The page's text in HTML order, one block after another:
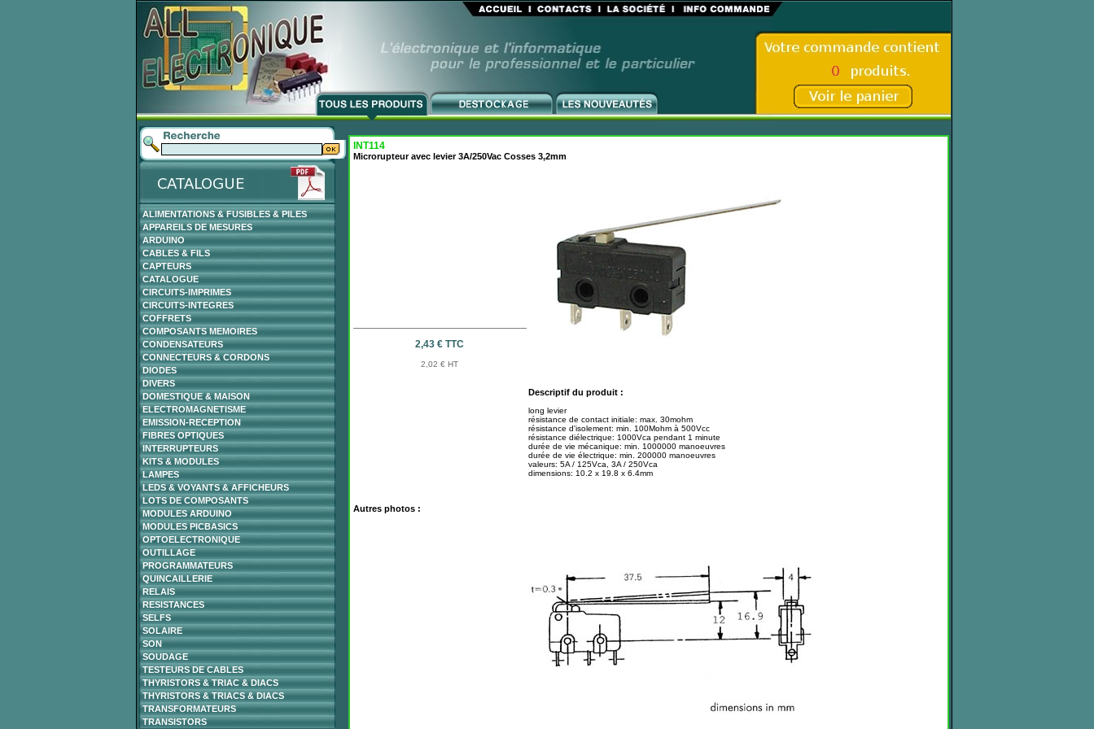
ALIMENTATIONS & FUSIBLES & PILES
APPAREILS DE MESURES
ARDUINO
CABLES & FILS
CAPTEURS
CATALOGUE
CIRCUITS-IMPRIMES
CIRCUITS-INTEGRES
COFFRETS
COMPOSANTS MEMOIRES
CONDENSATEURS
CONNECTEURS & CORDONS
DIODES
DIVERS
DOMESTIQUE & MAISON
ELECTROMAGNETISME
EMISSION-RECEPTION
FIBRES OPTIQUES
INTERRUPTEURS
KITS & MODULES
LAMPES
LEDS & VOYANTS & AFFICHEURS
LOTS DE COMPOSANTS
MODULES ARDUINO
MODULES PICBASICS
OPTOELECTRONIQUE
OUTILLAGE
PROGRAMMATEURS
QUINCAILLERIE
RELAIS
RESISTANCES
SELFS
SOLAIRE
SON
SOUDAGE
TESTEURS DE CABLES
THYRISTORS & TRIAC & DIACS
THYRISTORS & TRIACS & DIACS
TRANSFORMATEURS
TRANSISTORS
INT114
Microrupteur avec levier 3A/250Vac Cosses 3,2mm
2,43 € TTC
2,02 € HT
Descriptif du produit :
long levier
résistance de contact initiale: max. 30mohm
résistance d'isolement: min. 100Mohm à 500Vcc
résistance diélectrique: 1000Vca pendant 1 minute
durée de vie mécanique: min. 1000000 manoeuvres
durée de vie électrique: min. 200000 manoeuvres
valeurs: 5A / 125Vca, 3A / 250Vca
dimensions: 10.2 x 19.8 x 6.4mm
Autres photos :